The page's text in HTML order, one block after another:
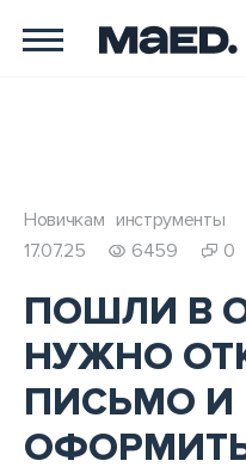
Новичкам инструменты
17.07.25
6459 0
ПОШЛИ В
НУЖНО
ПИСЬМО И